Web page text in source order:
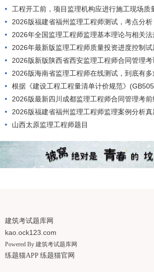
工程开工前，项目监理机构应进行施工现场质量管理检
2026版福建省福州监理工程师测试，考点分析
2026年全国监理工程师监理基本理论与相关
2026年最新版监理工程师质量投资进度控制试
2026版新版陕西省西安监理工程师合同管理
2026版海南省监理工程师在线测试，到底有多
根据《建设工程工程量清单计价规范》(GB50500-2013)的规定，
2026版最新四川成都监理工程师合同管理考前
2026版福建省福州监理工程师监理案例分析真
山西太原监理工程师题目
建筑考试题库网
kao.ock123.com
Powered By 建筑考试题库网
练题猫APP 练题猫官网